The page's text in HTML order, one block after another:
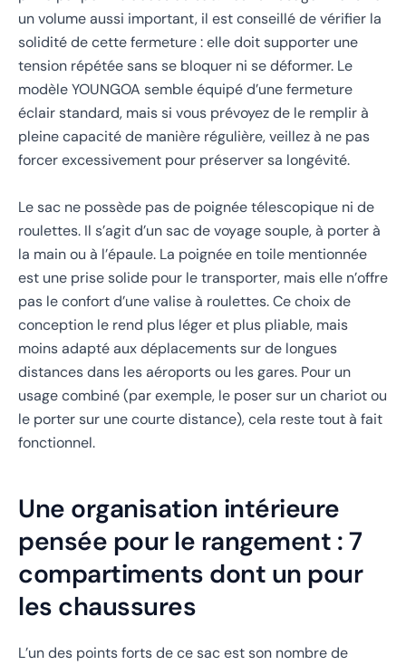
un volume aussi important, il est conseillé de vérifier la
solidité de cette fermeture : elle doit supporter une
tension répétée sans se bloquer ni se déformer. Le
modèle YOUNGOA semble équipé d’une fermeture
éclair standard, mais si vous prévoyez de le remplir à
pleine capacité de manière régulière, veillez à ne pas
forcer excessivement pour préserver sa longévité.
Le sac ne possède pas de poignée télescopique ni de
roulettes. Il s’agit d’un sac de voyage souple, à porter à
la main ou à l’épaule. La poignée en toile mentionnée
est une prise solide pour le transporter, mais elle n’offre
pas le confort d’une valise à roulettes. Ce choix de
conception le rend plus léger et plus pliable, mais
moins adapté aux déplacements sur de longues
distances dans les aéroports ou les gares. Pour un
usage combiné (par exemple, le poser sur un chariot ou
le porter sur une courte distance), cela reste tout à fait
fonctionnel.
Une organisation intérieure
pensée pour le rangement : 7
compartiments dont un pour
les chaussures
L’un des points forts de ce sac est son nombre de